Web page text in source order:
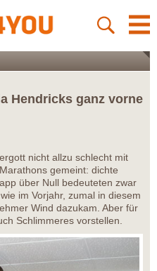
Hendricks ganz vorne
nicht allzu schlecht mit
gemeint: dichte
über Null bedeuteten zwar
im Vorjahr, zumal in diesem
Wind dazukam. Aber für
Schlimmeres vorstellen.